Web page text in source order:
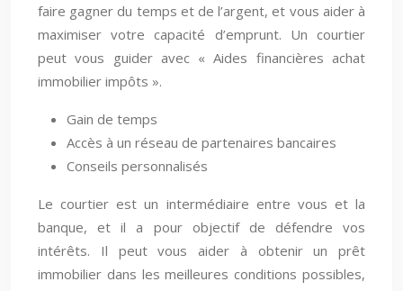
faire gagner du temps et de l’argent, et vous aider à
maximiser votre capacité d’emprunt. Un courtier
peut vous guider avec « Aides financières achat
immobilier impôts ».
Gain de temps
Accès à un réseau de partenaires bancaires
Conseils personnalisés
Le courtier est un intermédiaire entre vous et la
banque, et il a pour objectif de défendre vos
intérêts. Il peut vous aider à obtenir un prêt
immobilier dans les meilleures conditions possibles,